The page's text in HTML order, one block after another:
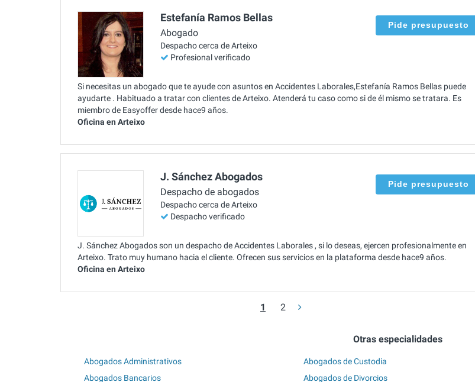
Estefanía Ramos Bellas
Abogado
Despacho cerca de Arteixo
Profesional verificado
Pide presupuesto
Si necesitas un abogado que te ayude con asuntos en Accidentes Laborales,Estefanía Ramos Bellas puede
ayudarte . Habituado a tratar con clientes de Arteixo. Atenderá tu caso como si de él mismo se tratara. Es
miembro de Easyoffer desde hace9 años.
Oficina en Arteixo
J. Sánchez Abogados
Despacho de abogados
Despacho cerca de Arteixo
Despacho verificado
Pide presupuesto
J. Sánchez Abogados son un despacho de Accidentes Laborales , si lo deseas, ejercen profesionalmente en
Arteixo. Trato muy humano hacia el cliente. Ofrecen sus servicios en la plataforma desde hace9 años.
Oficina en Arteixo
1 2
Otras especialidades
Abogados Administrativos
Abogados Bancarios
Abogados de Custodia
Abogados de Divorcios